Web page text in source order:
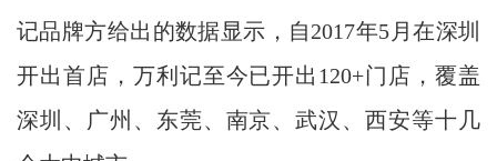
记品牌方给出的数据显示，自2017年5月在深圳
开出首店，万利记至今已开出120+门店，覆盖
深圳、广州、东莞、南京、武汉、西安等十几